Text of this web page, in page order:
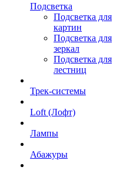
Подсветка
Подсветка для
картин
Подсветка для
зеркал
Подсветка для
лестниц
Трек-системы
Loft (Лофт)
Лампы
Абажуры